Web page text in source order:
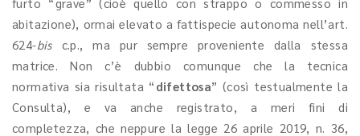
abitazione), ormai elevato a fattispecie autonoma nell’art.
624-bisc.p., ma pur sempre proveniente dalla stessa
matrice. Non c’è dubbio comunque che la tecnica
normativa sia risultata “ difettosa” (così testualmente la
Consulta), e va anche registrato, a meri fini di
completezza, che neppure la legge 26 aprile 2019, n. 36,